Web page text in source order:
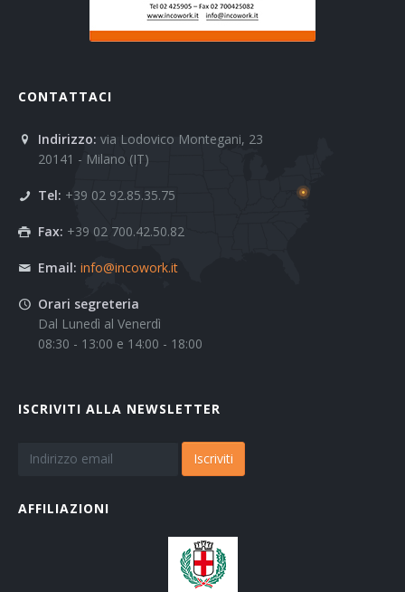
CONTATTACI
Indirizzo: via Lodovico Montegani, 23
20141 - Milano (IT)
Tel: +39 02 92.85.35.75
Fax: +39 02 700.42.50.82
Email: info@incowork.it
Orari segreteria
Dal Lunedì al Venerdì
08:30 - 13:00 e 14:00 - 18:00
ISCRIVITI ALLA NEWSLETTER
Iscriviti
AFFILIAZIONI